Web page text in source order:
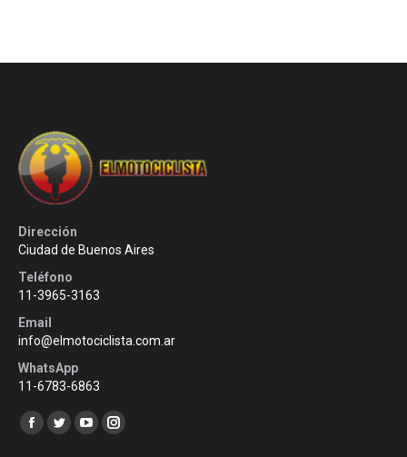
Dirección
Ciudad de Buenos Aires
Teléfono
11-3965-3163
Email
info@elmotociclista.com.ar
WhatsApp
11-6783-6863
Encuéntranos en:
Facebook
TwitterYouTubeInstagram